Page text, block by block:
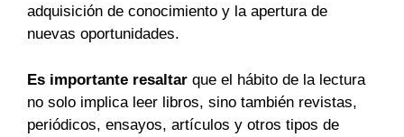
adquisición de conocimiento y la apertura de
nuevas oportunidades.
Es importante resaltar que el hábito de la lectura
no solo implica leer libros, sino también revistas,
periódicos, ensayos, artículos y otros tipos de